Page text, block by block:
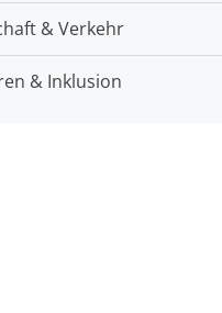
& Verkehr
& Inklusion